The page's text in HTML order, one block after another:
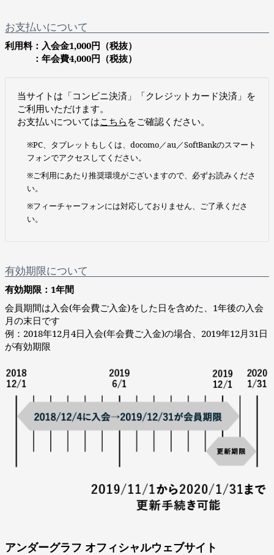
お支払いについて
利用料：入会金1,000円（税抜）
：年会費4,000円（税抜）
当サイトは「コンビニ決済」「クレジットカード決済」を
ご利用いただけます。
お支払いについてはこちら をご確認ください。
※PC、タブレットもしくは、docomo／au／SoftBankのスマート
フォンでアクセスしてください。
※ご利用にあたり推奨環境がございますので、必ずお読みくださ
い。
※フィーチャーフォンには対応しておりません、ご了承くださ
い。
有効期限について
有効期限：1年間
会員期間は入会(年会費ご入金)をした日を含めた、1年後の入会
月の末日です
例：2018年12月4日入会(年会費ご入金)の場合、2019年12月31日
が有効期限
アンダーグラフ オフィシャルウェブサイト